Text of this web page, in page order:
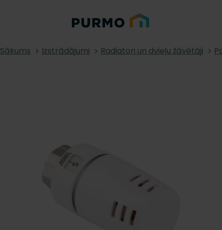
Sākums Izstrādājumi Radiatori un dvieļu žāvētāji